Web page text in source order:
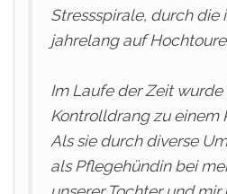
Stressspirale, durch die
jahrelang auf
Im Laufe der Zeit wurde
Kontrolldrang zu einem
Als sie durch diverse
als Pflegehündin bei